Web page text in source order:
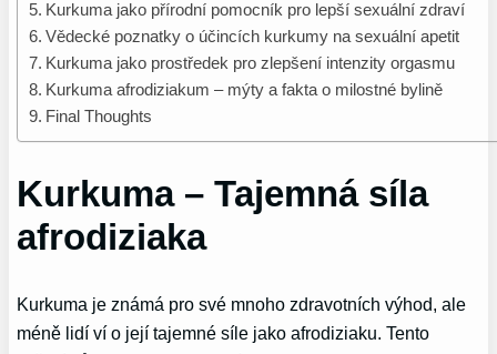
Kurkuma jako přírodní pomocník pro lepší sexuální zdraví
Vědecké poznatky o účincích kurkumy na sexuální apetit
Kurkuma jako prostředek pro zlepšení intenzity orgasmu
Kurkuma afrodiziakum – mýty a fakta o milostné bylině
Final Thoughts
Kurkuma – Tajemná síla
afrodiziaka
Kurkuma je známá pro své mnoho zdravotních výhod, ale
méně lidí ví o její tajemné síle jako afrodiziaku. Tento